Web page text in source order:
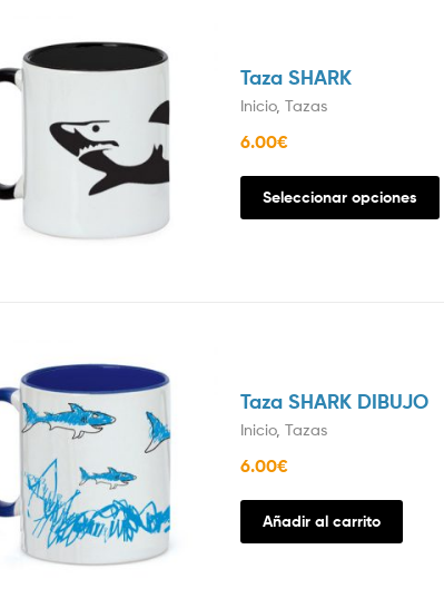
Taza SHARK
Inicio, Tazas
6.00€
Seleccionar opciones
Taza SHARK DIBUJO
Inicio, Tazas
6.00€
Añadir al carrito